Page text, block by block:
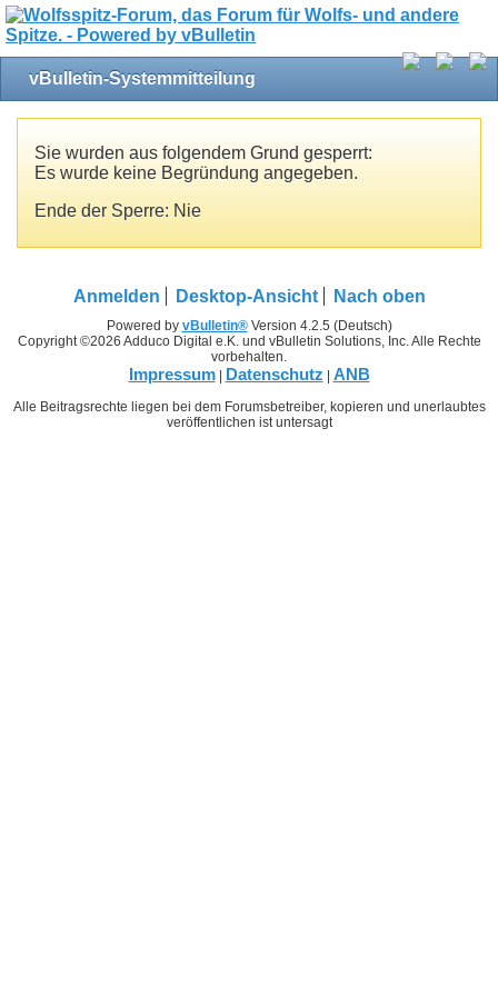
vBulletin-Systemmitteilung
Sie wurden aus folgendem Grund gesperrt:
Es wurde keine Begründung angegeben.
Ende der Sperre: Nie
Anmelden Desktop-Ansicht Nach oben
Powered by vBulletin®Version 4.2.5 (Deutsch)
Copyright ©2026 Adduco Digital e.K. und vBulletin Solutions, Inc. Alle Rechte
vorbehalten.
Impressum| Datenschutz | ANB
Alle Beitragsrechte liegen bei dem Forumsbetreiber, kopieren und unerlaubtes
veröffentlichen ist untersagt